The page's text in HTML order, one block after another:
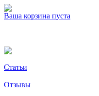
Ваша корзина пуста
Статьи
Отзывы